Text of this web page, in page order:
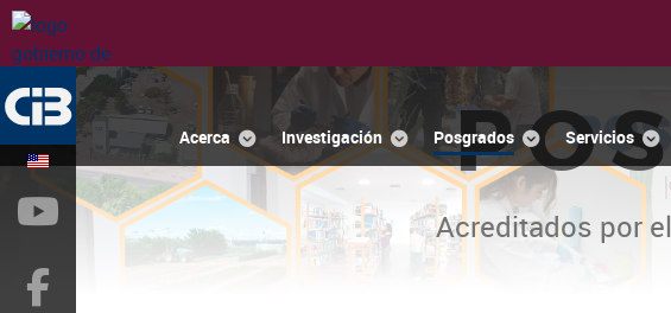
Acerca Investigación Posgrados Servicios
Acreditados por
YouTube